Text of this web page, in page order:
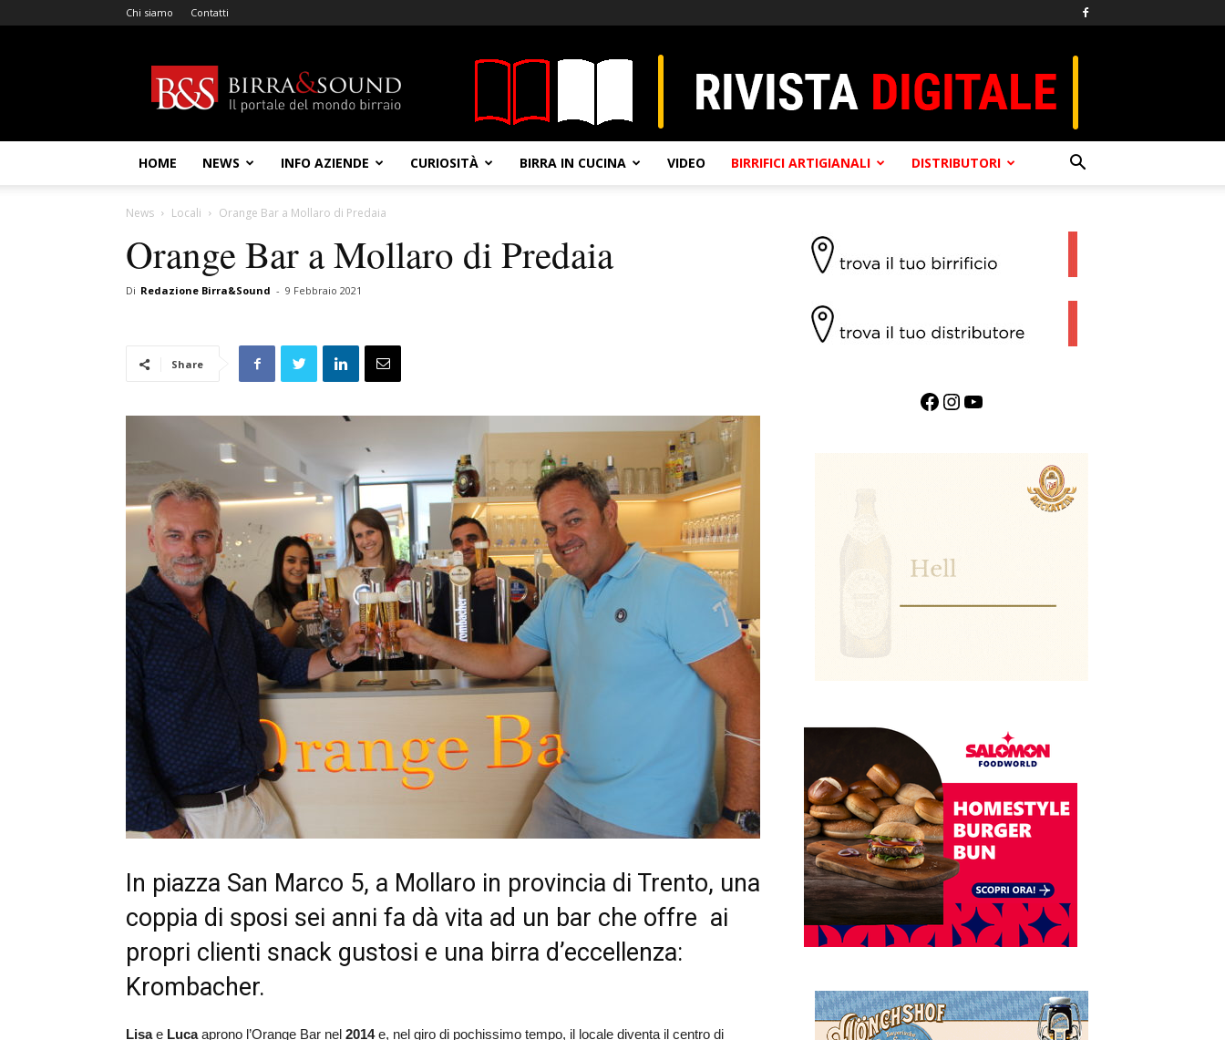
Chi siamo Contatti
&
Sound
HOME NEWS INFO AZIENDE CURIOSITÀ BIRRA IN CUCINA VIDEO BIRRIFICI ARTIGIANALI DISTRIBUTORI
News Locali Orange Bar a Mollaro di Predaia
Orange Bar a Mollaro di Predaia
Di Redazione Birra&Sound - 9 Febbraio 2021
Share
In piazza San Marco 5, a Mollaro in provincia di Trento, una
coppia di sposi sei anni fa dà vita ad un bar che offre ai
propri clienti snack gustosi e una birra d’eccellenza:
Krombacher.
Lisae Lucaaprono l’Orange Bar nel 2014e, nel giro di pochissimo tempo, il locale diventa il centro di
Facebook InstagramYouTube